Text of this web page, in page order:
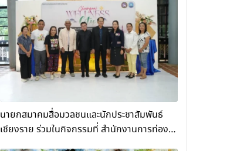
นายกสมาคมสื่อมวลชนและนักประชาสัมพันธ์
เชียงราย ร่วมในกิจกรรมที่ สำนักงานการท่อง